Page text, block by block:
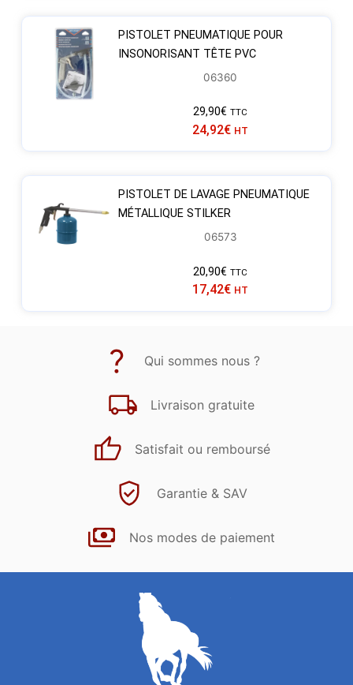
PISTOLET PNEUMATIQUE POUR
INSONORISANT TÊTE PVC
06360
29,90€ TTC
24,92€ HT
PISTOLET DE LAVAGE PNEUMATIQUE
MÉTALLIQUE STILKER
06573
20,90€ TTC
17,42€ HT
Qui sommes nous ?
Livraison gratuite
Satisfait ou remboursé
Garantie & SAV
Nos modes de paiement